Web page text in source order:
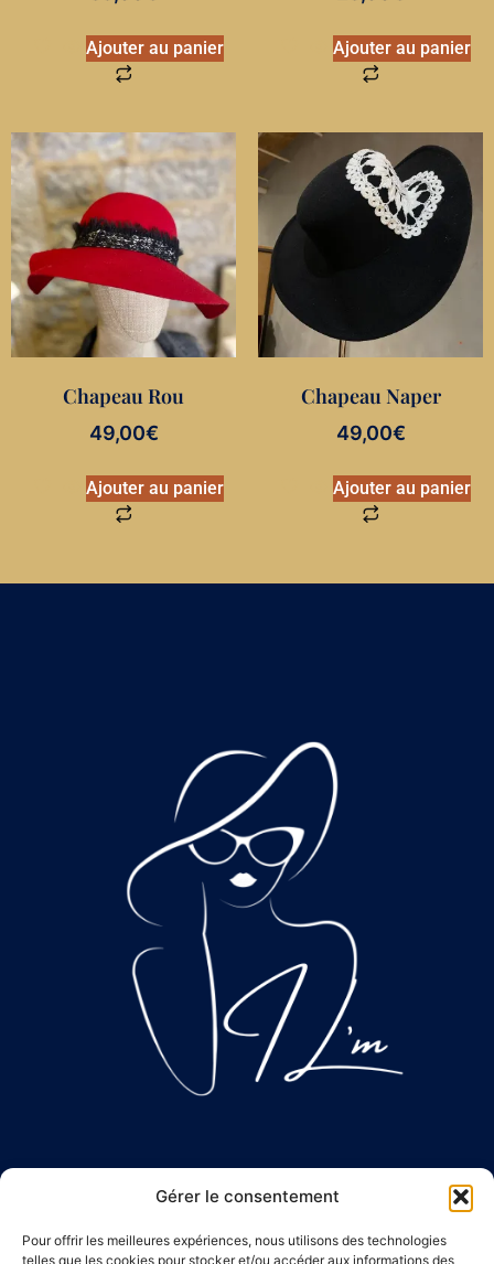
Gérer le consentement
Pour offrir les meilleures expériences, nous utilisons des technologies
telles que les cookies pour stocker et/ou accéder aux informations des
Ajouter au panier Ajouter au panier
Chapeau Rou
49,00€
Ajouter au panier
Chapeau Naper
49,00€
Ajouter au panier
Mentions Légales
Politique de Confidentialité